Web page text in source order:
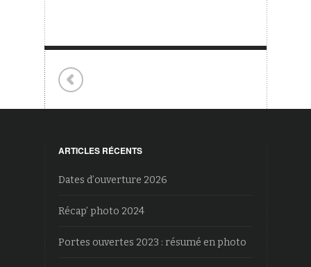
ARTICLES RÉCENTS
Dates d’ouverture 2026
Récap’ photo 2024
Portes ouvertes 2023 : résumé en photo